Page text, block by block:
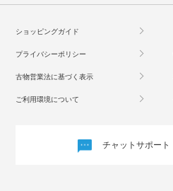
ショッピングガイド
プライバシーポリシー
古物営業法に基づく表示
ご利用環境について
チャットサポート